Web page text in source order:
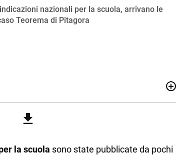
nazionali per la scuola, arrivano le
Teorema di Pitagora
e lifestyle, che trasformo in parole scritte per lavoro e
la scuola sono state pubblicate da pochi